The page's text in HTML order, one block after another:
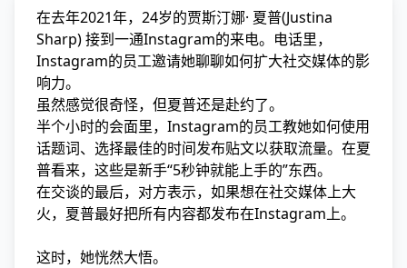
在去年2021年，24岁的贾斯汀娜· 夏普(Justina
Sharp) 接到一通Instagram的来电。电话里，
Instagram的员工邀请她聊聊如何扩大社交媒体的影
响力。
虽然感觉很奇怪，但夏普还是赴约了。
半个小时的会面里，Instagram的员工教她如何使用
话题词、选择最佳的时间发布贴文以获取流量。在夏
普看来，这些是新手“5秒钟就能上手的”东西。
在交谈的最后，对方表示，如果想在社交媒体上大
火，夏普最好把所有内容都发布在Instagram上。
这时，她恍然大悟。